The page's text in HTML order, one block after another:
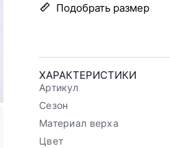
Подобрать размер
ХАРАКТЕРИСТИКИ
Артикул
Сезон
Материал верха
Цвет